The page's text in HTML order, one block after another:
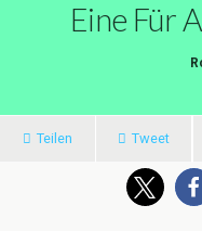
Eine Für
Teilen Tweet